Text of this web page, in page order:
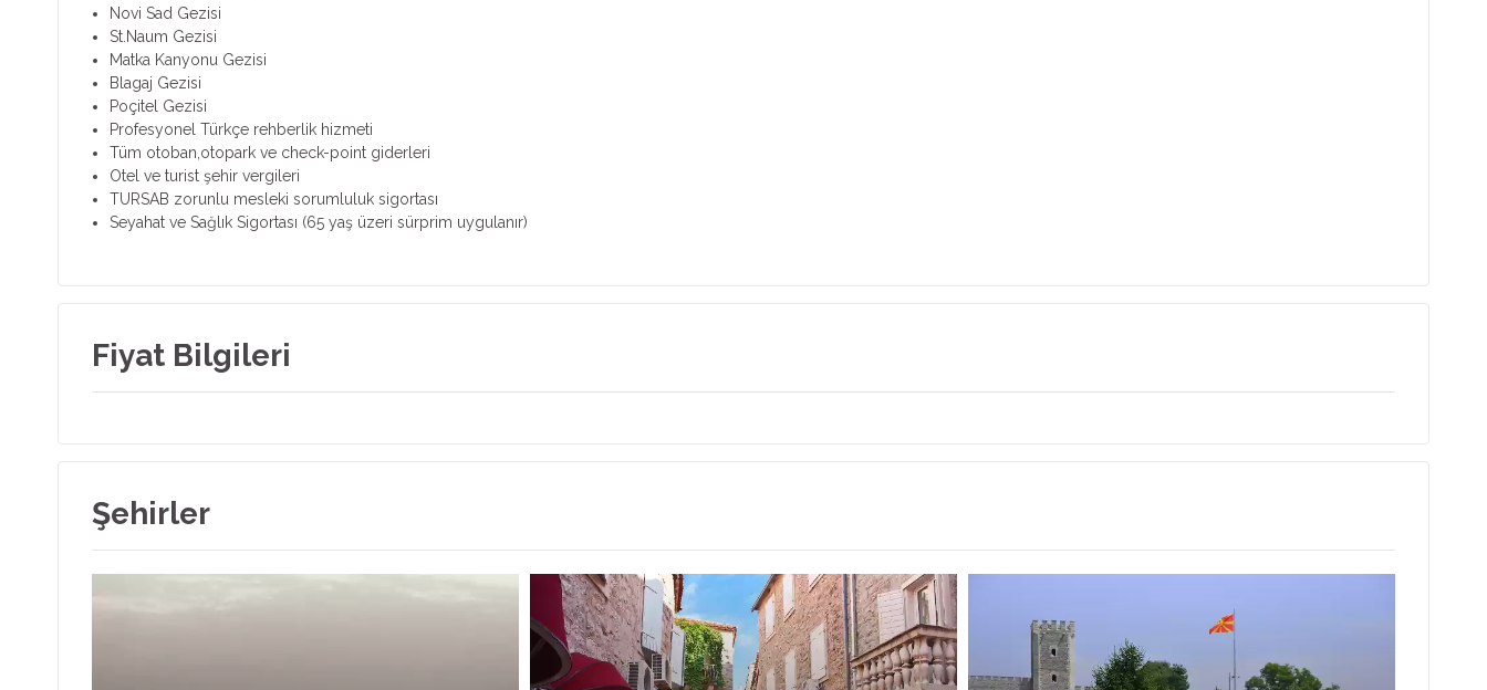
Novi Sad Gezisi
St.Naum Gezisi
Matka Kanyonu Gezisi
Blagaj Gezisi
Poçitel Gezisi
Profesyonel Türkçe rehberlik hizmeti
Tüm otoban,otopark ve check-point giderleri
Otel ve turist şehir vergileri
TURSAB zorunlu mesleki sorumluluk sigortası
Seyahat ve Sağlık Sigortası (65 yaş üzeri sürprim uygulanır)
Fiyat Bilgileri
Şehirler